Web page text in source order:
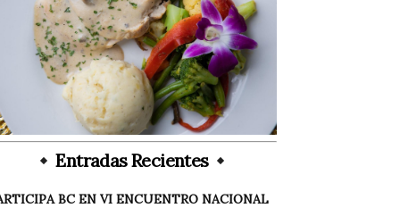
Entradas Recientes
BC EN VI ENCUENTRO NACIONAL